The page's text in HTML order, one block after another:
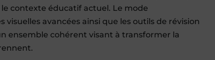
contexte éducatif actuel. Le mode
visuelles avancées ainsi que les outils de révision
ensemble cohérent visant à transformer la